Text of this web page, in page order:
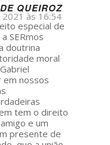
QUEIROZ
às 16:54
especial de
SERmos
doutrina
moral
em nossos
tem o direito
e um
presente de